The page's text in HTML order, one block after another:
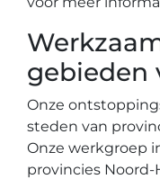
gebieden
Onze
steden van
Onze werkgroep
provincies